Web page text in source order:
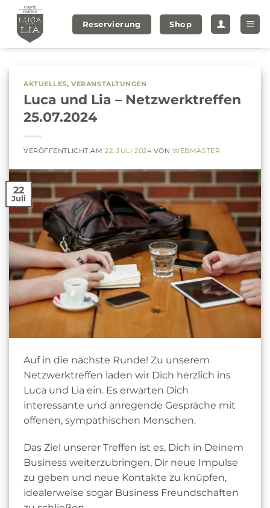
Zum
Inhalt
springen
Reservierung Shop
AKTUELLES,VERANSTALTUNGEN
Luca und Lia – Netzwerktreffen
25.07.2024
VERÖFFENTLICHT AM22. JULI 2024 VONWEBMASTER
22
Juli
Auf in die nächste Runde! Zu unserem
Netzwerktreffen laden wir Dich herzlich ins
Luca und Lia ein. Es erwarten Dich
interessante und anregende Gespräche mit
offenen, sympathischen Menschen.
Das Ziel unserer Treffen ist es, Dich in Deinem
Business weiterzubringen, Dir neue Impulse
zu geben und neue Kontakte zu knüpfen,
idealerweise sogar Business Freundschaften